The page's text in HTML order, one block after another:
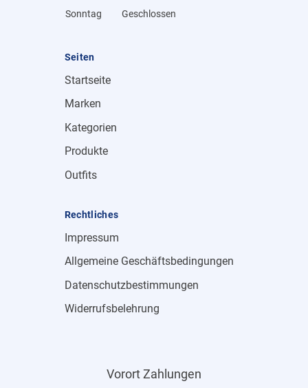
Sonntag
Geschlossen
Seiten
Startseite
Marken
Kategorien
Produkte
Outfits
Rechtliches
Impressum
Allgemeine Geschäftsbedingungen
Datenschutzbestimmungen
Widerrufsbelehrung
Vorort Zahlungen